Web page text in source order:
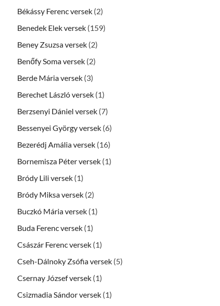
Békássy Ferenc versek (2)
Benedek Elek versek (159)
Beney Zsuzsa versek (2)
Benőfy Soma versek (2)
Berde Mária versek (3)
Berechet László versek (1)
Berzsenyi Dániel versek (7)
Bessenyei György versek (6)
Bezerédj Amália versek (16)
Bornemisza Péter versek (1)
Bródy Lili versek (1)
Bródy Miksa versek (2)
Buczkó Mária versek (1)
Buda Ferenc versek (1)
Császár Ferenc versek (1)
Cseh-Dálnoky Zsófia versek (5)
Csernay József versek (1)
Csizmadia Sándor versek (1)